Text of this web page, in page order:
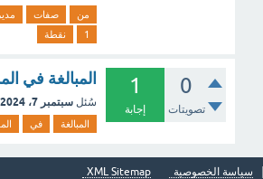
من صفات مدير
1
نقطة
0
تصويتات
1
إجابة
المبالغة في
سُئل سبتمبر 7، 2024
المبالغة في
سياسة الخصوصية XML Sitemap